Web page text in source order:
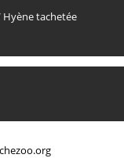
Hyène tachetée